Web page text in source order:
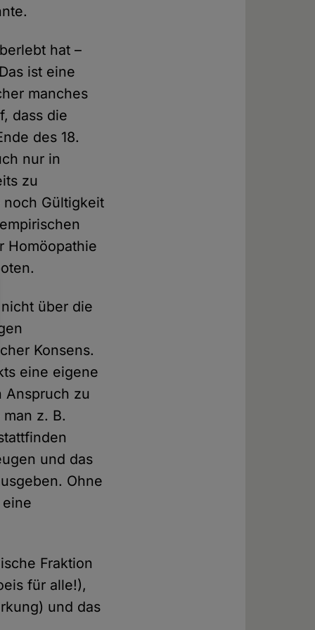
hat –
ist eine
manches
dass die
des 18.
nur in
zu
noch Gültigkeit
Homöopathie
über die
Konsens.
eine eigene
Anspruch zu
z. B.
und das
Ohne
Fraktion
für alle!),
und das